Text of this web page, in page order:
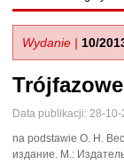
Wydanie | 10/
Data publikacji: 28-
na podstawie О. Н.
издание. М.: